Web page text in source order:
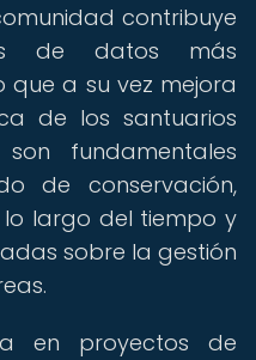
contribuye
de datos más
que a su vez mejora
de los santuarios
fundamentales
de conservación,
largo del tiempo y
sobre la gestión
en proyectos de